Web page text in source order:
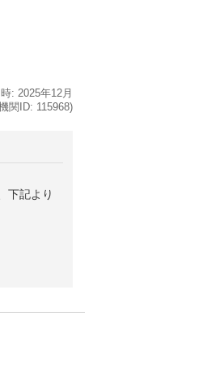
: 2025年12月
関ID: 115968)
下記より